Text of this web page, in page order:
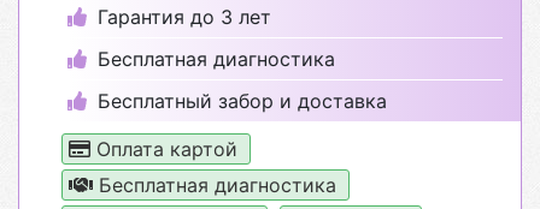
Гарантия до 3 лет
Бесплатная диагностика
Бесплатный забор и доставка
Оплата картой
Бесплатная диагностика